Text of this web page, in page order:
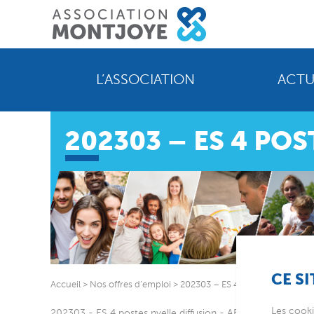
L’ASSOCIATION
202303 – ES 4
Accueil > Nos offres d’emploi > 202303 – ES 4 postes nvelle
CE
Les